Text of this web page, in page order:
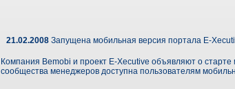
21.02.2008 Запущена мобильная версия портала E-
Компания Bemobi и проект E-Xecutive объявляют о
сообщества менеджеров доступна пользователям